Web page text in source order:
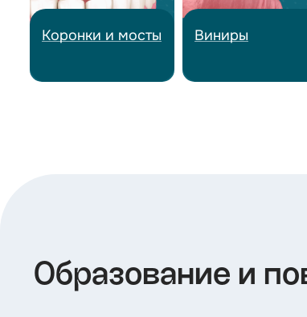
Коронки и мосты Виниры
Образование и